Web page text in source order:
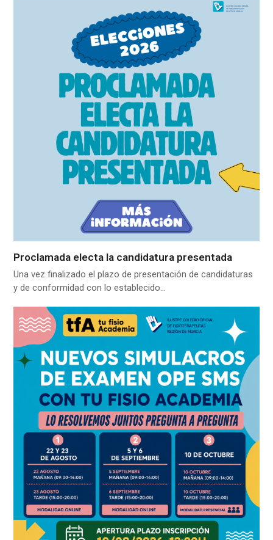
Proclamada electa la candidatura presentada
Una vez finalizado el plazo de presentación de candidaturas
y de conformidad con lo establecido…